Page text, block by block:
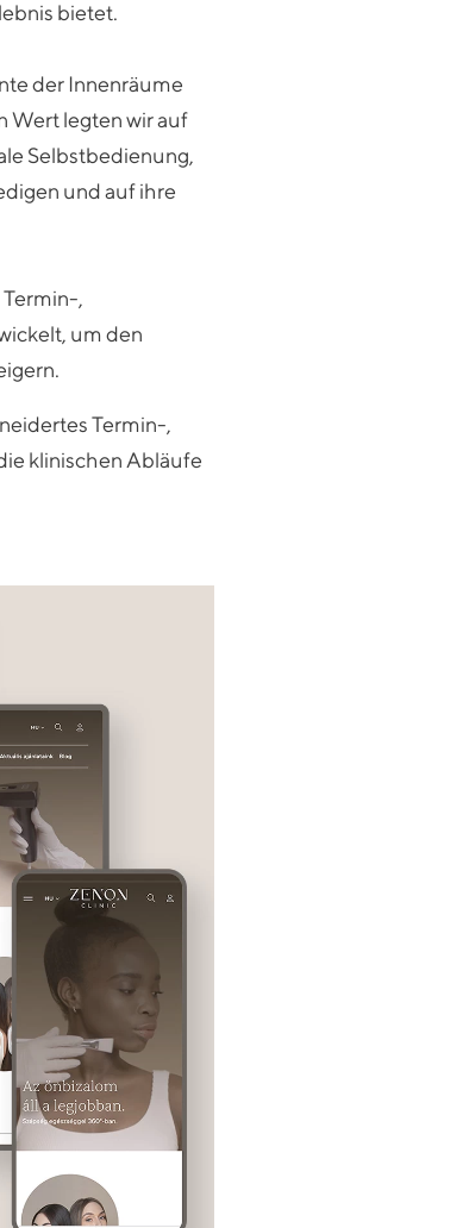
bietet.
der Innenräume
Wert legten wir auf
Selbstbedienung,
und auf ihre
,
um den
Termin-,
klinischen Abläufe